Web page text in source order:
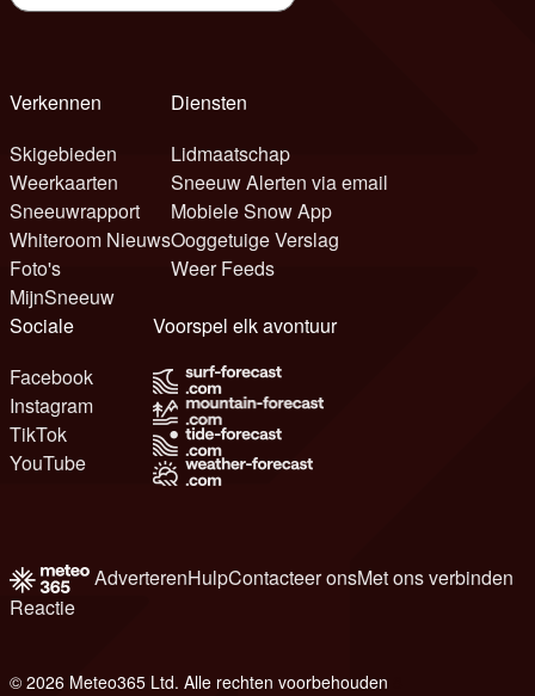
Verkennen
Skigebieden
Weerkaarten
Sneeuwrapport
Whiteroom Nieuws
Foto's
MijnSneeuw
Diensten
Lidmaatschap
Sneeuw Alerten via email
Mobiele Snow App
Ooggetuige Verslag
Weer Feeds
Sociale
Facebook
Instagram
TikTok
YouTube
Voorspel elk avontuur
AdverterenHulpContacteer onsMet ons verbinden
Reactie
© 2026 Meteo365 Ltd. Alle rechten voorbehouden